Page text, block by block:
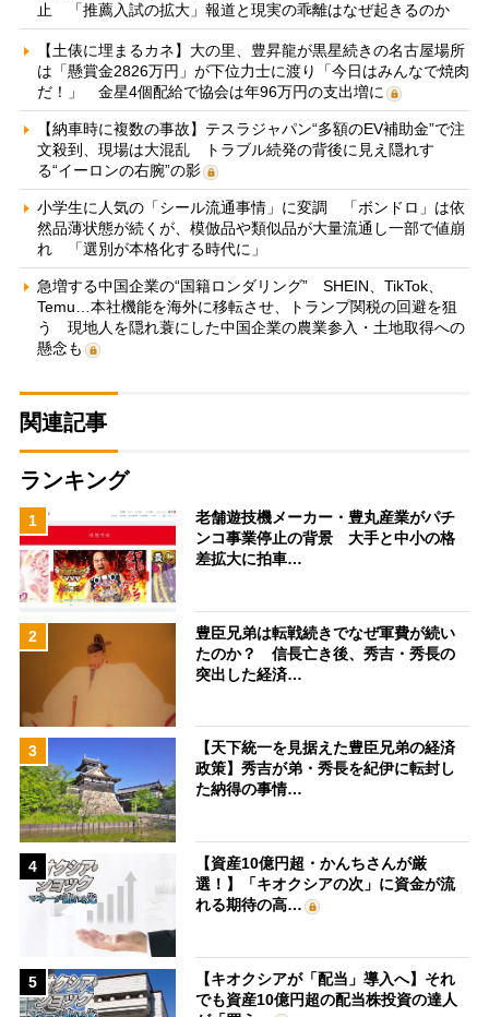
止 「推薦入試の拡大」報道と現実の乖離はなぜ起きるのか
【土俵に埋まるカネ】大の里、豊昇龍が黒星続きの名古屋場所
は「懸賞金2826万円」が下位力士に渡り「今日はみんなで焼肉
だ！」 金星4個配給で協会は年96万円の支出増に
【納車時に複数の事故】テスラジャパン“多額のEV補助金”で注
文殺到、現場は大混乱 トラブル続発の背後に見え隠れす
る“イーロンの右腕”の影
小学生に人気の「シール流通事情」に変調 「ボンドロ」は依
然品薄状態が続くが、模倣品や類似品が大量流通し一部で値崩
れ 「選別が本格化する時代に」
急増する中国企業の“国籍ロンダリング” SHEIN、TikTok、
Temu…本社機能を海外に移転させ、トランプ関税の回避を狙
う 現地人を隠れ蓑にした中国企業の農業参入・土地取得への
懸念も
関連記事
ランキング
1
老舗遊技機メーカー・豊丸産業がパチ
ンコ事業停止の背景 大手と中小の格
差拡大に拍車…
2
豊臣兄弟は転戦続きでなぜ軍費が続い
たのか？ 信長亡き後、秀吉・秀長の
突出した経済…
3
【天下統一を見据えた豊臣兄弟の経済
政策】秀吉が弟・秀長を紀伊に転封し
た納得の事情…
4
【資産10億円超・かんちさんが厳
選！】「キオクシアの次」に資金が流
れる期待の高…
5
【キオクシアが「配当」導入へ】それ
でも資産10億円超の配当株投資の達人